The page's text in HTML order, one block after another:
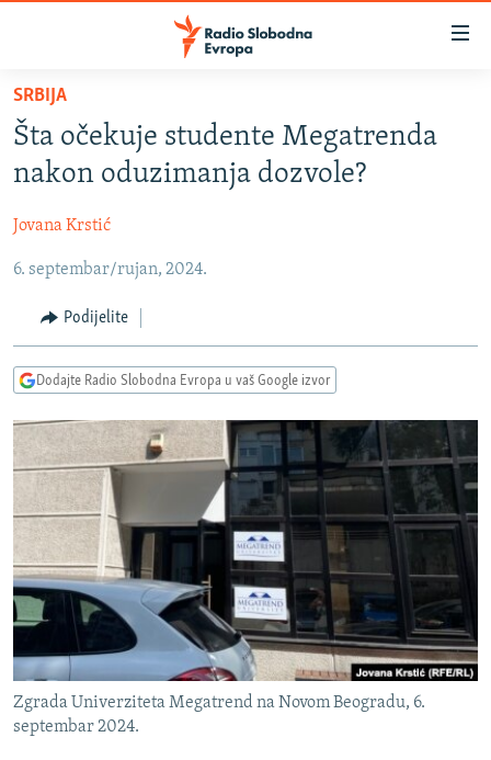
Pređite
na
glavni
sadržaj
na
navigaciju
Pređite
pretragu
VIJESTI
BOSNA I HERCEGOVINA
KOSOVO
CRNA GORA
VIZUELNO
FOTOGALERIJE
INFOGRAFIKE
PODCASTI
RAT U UKRAJINI
KINA NA BALKANU
RSE PRIČE IZ SVIJETA
ISPRIČAJ MI
DNEVNO@RSE
SPECIJALI RSE
VIŠE OD NASLOVA
GENOCID U SREBRENICI
POPLAVE I KLIZIŠTA U BIH 2024.
PRATITE NAS
SRBIJA
Šta očekuje studente Megatrenda
nakon oduzimanja dozvole?
Jovana Krstić
6. septembar/rujan, 2024.
Podijelite
Dodajte Radio Slobodna Evropa u vaš Google izvor
Zgrada Univerziteta Megatrend na Novom Beogradu, 6.
septembar 2024.